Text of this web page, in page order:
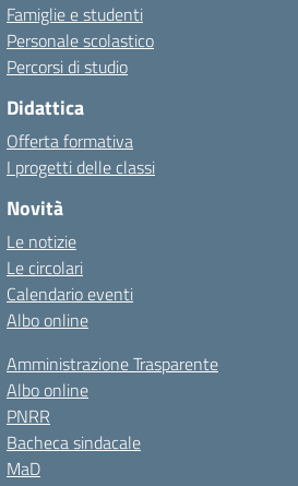
Famiglie e studenti
Personale scolastico
Percorsi di studio
Didattica
Offerta formativa
I progetti delle classi
Novità
Le notizie
Le circolari
Calendario eventi
Albo online
Amministrazione Trasparente
Albo online
PNRR
Bacheca sindacale
MaD